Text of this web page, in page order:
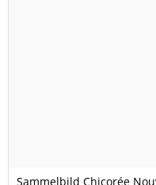
Sammelbild Chicorée